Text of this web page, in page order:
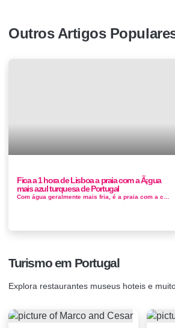
Outros Artigos
Fica a 1 hora de Lisboa a praia com a Ã¡gua
mais azul turquesa de Portugal
Turismo em Portugal
Explora restaurantes museus hoteis e